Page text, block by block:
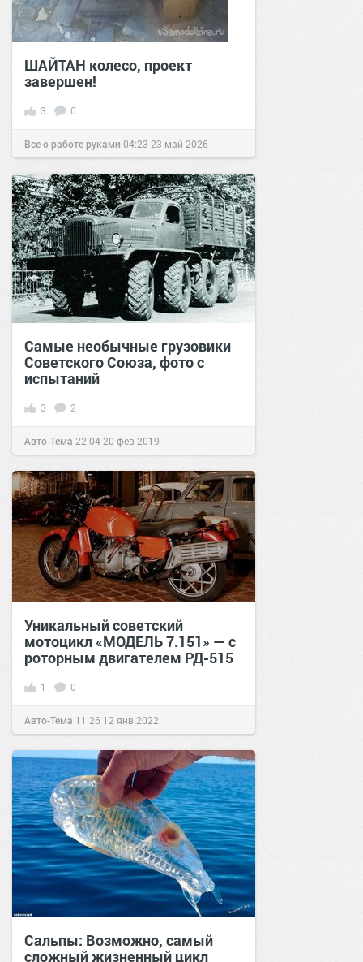
ШАЙТАН колесо, проект
завершен!
3 0
Все о работе руками 04:23 23 май 2026
Самые необычные грузовики
Советского Союза, фото с
испытаний
3 2
Авто-Тема 22:04 20 фев 2019
Уникальный советский
мотоцикл «МОДЕЛЬ 7.151» — с
роторным двигателем РД-515
1 0
Авто-Тема 11:26 12 янв 2022
Сальпы: Возможно, самый
сложный жизненный цикл